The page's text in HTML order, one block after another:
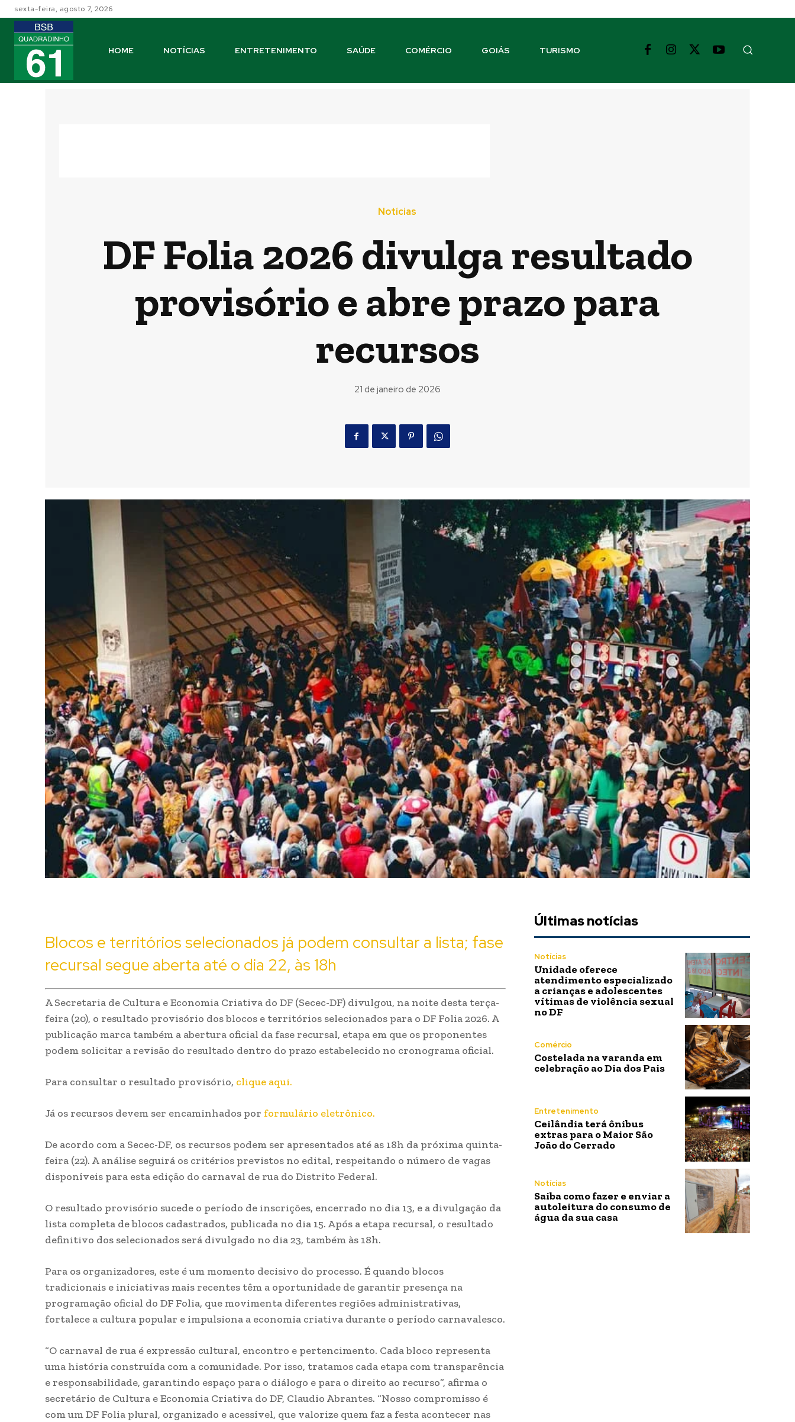
sexta-feira, agosto 7, 2026
HOME NOTÍCIAS ENTRETENIMENTO SAÚDE COMÉRCIO GOIÁS TURISMO
Notícias
DF Folia 2026 divulga resultado
provisório e abre prazo para
recursos
21 de janeiro de 2026
Blocos e territórios selecionados já podem consultar a lista; fase
recursal segue aberta até o dia 22, às 18h
A Secretaria de Cultura e Economia Criativa do DF (Secec-DF) divulgou, na noite desta terça-
feira (20), o resultado provisório dos blocos e territórios selecionados para o DF Folia 2026. A
publicação marca também a abertura oficial da fase recursal, etapa em que os proponentes
podem solicitar a revisão do resultado dentro do prazo estabelecido no cronograma oficial.
Para consultar o resultado provisório, clique aqui.
Já os recursos devem ser encaminhados por formulário eletrônico.
De acordo com a Secec-DF, os recursos podem ser apresentados até as 18h da próxima quinta-
feira (22). A análise seguirá os critérios previstos no edital, respeitando o número de vagas
disponíveis para esta edição do carnaval de rua do Distrito Federal.
O resultado provisório sucede o período de inscrições, encerrado no dia 13, e a divulgação da
lista completa de blocos cadastrados, publicada no dia 15. Após a etapa recursal, o resultado
definitivo dos selecionados será divulgado no dia 23, também às 18h.
Para os organizadores, este é um momento decisivo do processo. É quando blocos
tradicionais e iniciativas mais recentes têm a oportunidade de garantir presença na
programação oficial do DF Folia, que movimenta diferentes regiões administrativas,
fortalece a cultura popular e impulsiona a economia criativa durante o período carnavalesco.
“O carnaval de rua é expressão cultural, encontro e pertencimento. Cada bloco representa
uma história construída com a comunidade. Por isso, tratamos cada etapa com transparência
e responsabilidade, garantindo espaço para o diálogo e para o direito ao recurso”, afirma o
secretário de Cultura e Economia Criativa do DF, Claudio Abrantes. “Nosso compromisso é
com um DF Folia plural, organizado e acessível, que valorize quem faz a festa acontecer nas
Últimas notícias
Notícias
Unidade oferece
atendimento especializado
a crianças e adolescentes
vítimas de violência sexual
no DF
Comércio
Costelada na varanda em
celebração ao Dia dos Pais
Entretenimento
Ceilândia terá ônibus
extras para o Maior São
João do Cerrado
Notícias
Saiba como fazer e enviar a
autoleitura do consumo de
água da sua casa